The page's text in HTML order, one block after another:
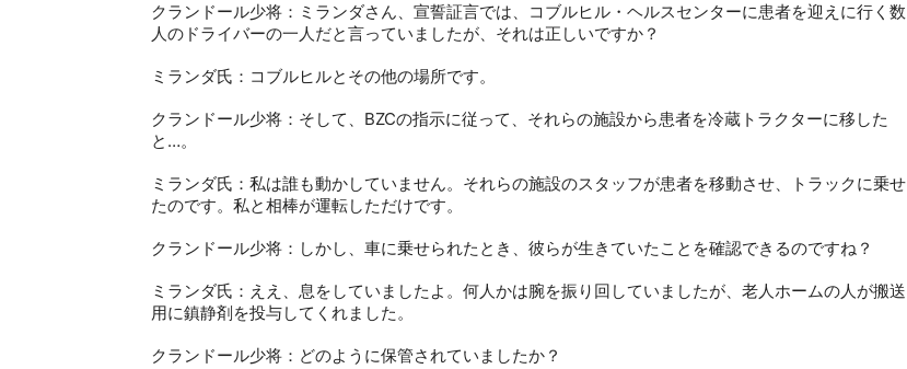
クランドール少将：ミランダさん、宣誓証言では、コブルヒル・ヘルスセンターに患者を迎えに行く数
人のドライバーの一人だと言っていましたが、それは正しいですか？
ミランダ氏：コブルヒルとその他の場所です。
クランドール少将：そして、 BZCの指示に従って、それらの施設から患者を冷蔵トラクターに移した
と …。
ミランダ氏：私は誰も動かしていません。それらの施設のスタッフが患者を移動させ、トラックに乗せ
たのです。私と相棒が運転しただけです。
クランドール少将：しかし、車に乗せられたとき、彼らが生きていたことを確認できるのですね？
ミランダ氏：ええ、息をしていましたよ。何人かは腕を振り回していましたが、老人ホームの人が搬送
用に鎮静剤を投与してくれました。
クランドール少将：どのように保管されていましたか？